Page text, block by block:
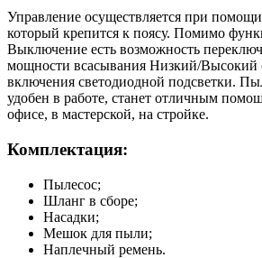
Управление осуществляется при
который крепится к поясу. Помимо
Выключение есть возможность
мощности всасывания Низкий/Высокий
включения светодиодной подсветки.
удобен в работе, станет отличным
офисе, в мастерской, на стройке.
Комплектация:
Пылесос;
Шланг в сборе;
Насадки;
Мешок для пыли;
Наплечный ремень.